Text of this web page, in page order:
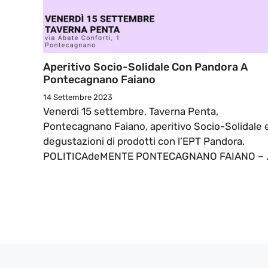
Aperitivo Socio-Solidale Con Pandora A
Pontecagnano Faiano
14 Settembre 2023
Venerdi 15 settembre, Taverna Penta,
Pontecagnano Faiano, aperitivo Socio-Solidale
degustazioni di prodotti con l’EPT Pandora.
POLITICAdeMENTE PONTECAGNANO FAIANO –